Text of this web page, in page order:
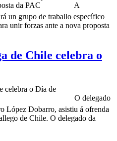
A
un grupo de traballo específico
unir forzas ante a nova proposta
de Chile celebra o
O delegado
López Dobarro, asistiu á ofrenda
de Chile. O delegado da